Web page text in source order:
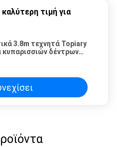
τιμή για
3.8m τεχνητά Topiary
κυπαρισσιών δέντρων